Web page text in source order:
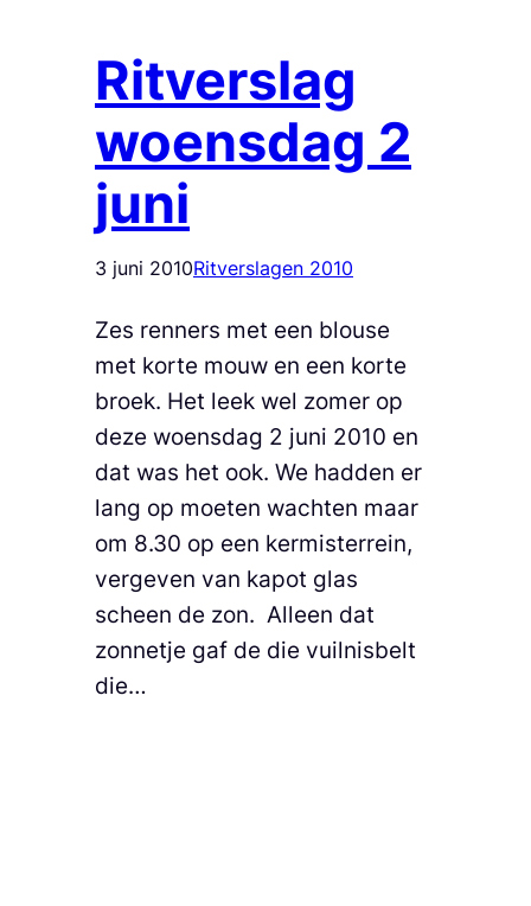
Ritverslag
woensdag 2
juni
3 juni 2010Ritverslagen 2010
Zes renners met een blouse
met korte mouw en een korte
broek. Het leek wel zomer op
deze woensdag 2 juni 2010 en
dat was het ook. We hadden er
lang op moeten wachten maar
om 8.30 op een kermisterrein,
vergeven van kapot glas
scheen de zon. Alleen dat
zonnetje gaf de die vuilnisbelt
die…